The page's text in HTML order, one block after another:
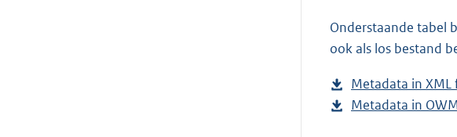
o
a
p
u
n
d
g
r
l
o
d
p
a
n
s
g
Onderstaande tabel
ook als los bestand
Metadata in
Metadata in